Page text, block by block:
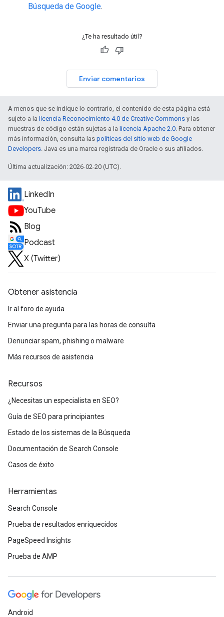
Búsqueda de Google.
¿Te ha resultado útil?
Enviar comentarios
A menos que se indique lo contrario, el contenido de esta página está
sujeto a la licencia Reconocimiento 4.0 de Creative Commons y las
muestras de código están sujetas a la licencia Apache 2.0. Para obtener
más información, consulta las políticas del sitio web de Google
Developers. Java es una marca registrada de Oracle o sus afiliados.
Última actualización: 2026-02-20 (UTC).
LinkedIn
YouTube
Blog
Podcast
X (Twitter)
Obtener asistencia
Ir al foro de ayuda
Enviar una pregunta para las horas de consulta
Denunciar spam, phishing o malware
Más recursos de asistencia
Recursos
¿Necesitas un especialista en SEO?
Guía de SEO para principiantes
Estado de los sistemas de la Búsqueda
Documentación de Search Console
Casos de éxito
Herramientas
Search Console
Prueba de resultados enriquecidos
PageSpeed Insights
Prueba de AMP
Android